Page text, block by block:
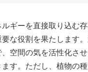
ギーを直接取り込む
な役割を果たします
空間の気を活性化さ
す。ただし、植物の